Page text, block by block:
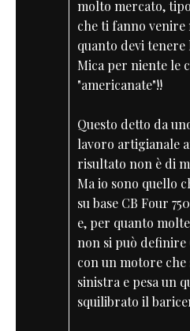
molto mercato,
che ti fanno venire
quanto devi tenere
Mica per niente le
"americanate"!!
Questo detto da
lavoro artigianale
risultato non è di
Ma io sono quello
su base CB Four
e, per quanto
non si può definire
con un motore che
sinistra e pesa un
squilibrato il